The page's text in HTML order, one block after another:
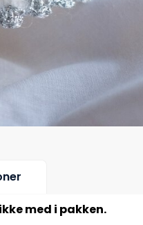
med i pakken.